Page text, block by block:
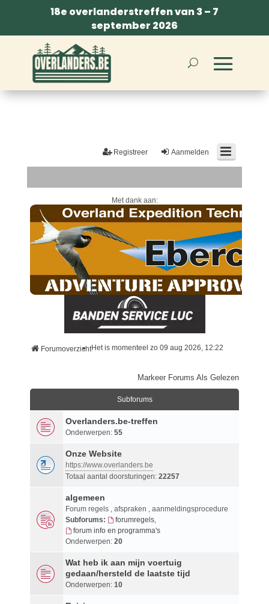
18e overlanderstreffen van 3 – 7
september 2026